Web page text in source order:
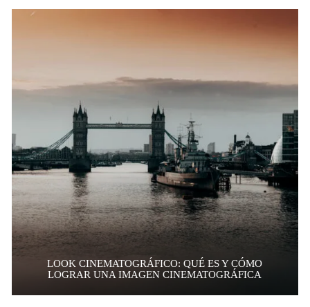
LOOK CINEMATOGRÁFICO: QUÉ ES Y CÓMO
LOGRAR UNA IMAGEN CINEMATOGRÁFICA